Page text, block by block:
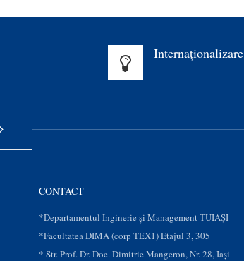
Internaționalizare
CONTACT
*Departamentul Inginerie și Management TUIAȘI
*Facultatea DIMA (corp TEX1) Etajul 3, 305
* Str. Prof. Dr. Doc. Dimitrie Mangeron, Nr. 28, Iaşi